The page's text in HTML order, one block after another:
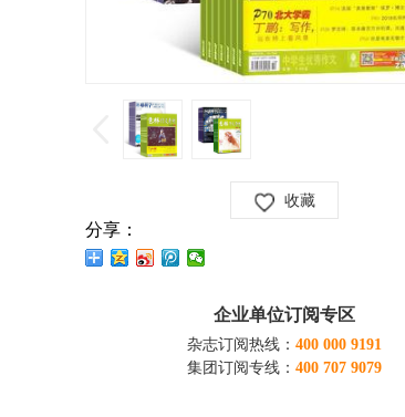
收藏
分享：
企业单位订阅专区
杂志订阅热线： 400 000 9191
集团订阅专线： 400 707 9079